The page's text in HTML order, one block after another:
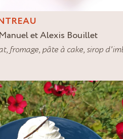
Manuel et Alexis Bouillet
, fromage, pâte à cake, sirop